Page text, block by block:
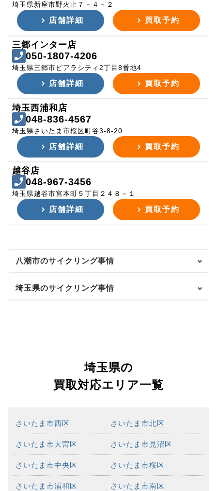
埼玉県新座市野火止７－４－２
店舗詳細 買取予約
三郷インター店
050-1807-4206
埼玉県三郷市ピアラシティ2丁目8番地4
店舗詳細 買取予約
埼玉西浦和店
048-836-4567
埼玉県さいたま市桜区町谷3-8-20
店舗詳細 買取予約
越谷店
048-967-3456
埼玉県越谷市宮本町５丁目２４８－１
店舗詳細 買取予約
八潮市のサイクリング事情
埼玉県のサイクリング事情
埼玉県の
買取対応エリア一覧
さいたま市西区 さいたま市北区
さいたま市大宮区 さいたま市見沼区
さいたま市中央区 さいたま市桜区
さいたま市浦和区 さいたま市南区